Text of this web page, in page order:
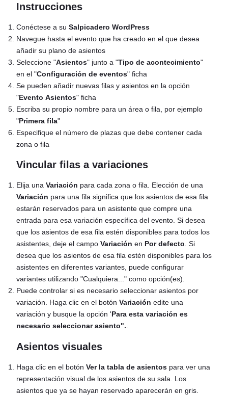
Instrucciones
Conéctese a su Salpicadero WordPress
Navegue hasta el evento que ha creado en el que desea
añadir su plano de asientos
Seleccione "Asientos" junto a "Tipo de acontecimiento"
en el "Configuración de eventos" ficha
Se pueden añadir nuevas filas y asientos en la opción
"Evento Asientos" ficha
Escriba su propio nombre para un área o fila, por ejemplo
"Primera fila"
Especifique el número de plazas que debe contener cada
zona o fila
Vincular filas a variaciones
Elija una Variación para cada zona o fila. Elección de una
Variación para una fila significa que los asientos de esa fila
estarán reservados para un asistente que compre una
entrada para esa variación específica del evento. Si desea
que los asientos de esa fila estén disponibles para todos los
asistentes, deje el campo Variación en Por defecto . Si
desea que los asientos de esa fila estén disponibles para los
asistentes en diferentes variantes, puede configurar
variantes utilizando "Cualquiera..." como opción(es).
Puede controlar si es necesario seleccionar asientos por
variación. Haga clic en el botón Variación edite una
variación y busque la opción 'Para esta variación es
necesario seleccionar asiento".
Asientos visuales
Haga clic en el botón Ver la tabla de asientos para ver una
representación visual de los asientos de su sala. Los
asientos que ya se hayan reservado aparecerán en gris.